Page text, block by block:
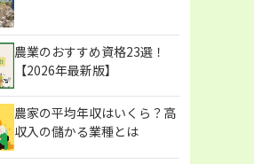
農業のおすすめ資格23選！
【2026年最新版】
農家の平均年収はいくら？高
収入の儲かる業種とは